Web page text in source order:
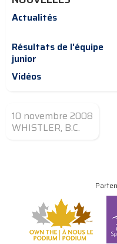
Actualités
Résultats de l'équipe
junior
Vidéos
10 novembre 2008
WHISTLER, B.C.